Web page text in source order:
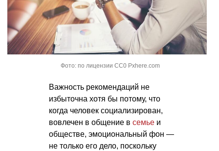
Фото: по лицензии CC0 Pxhere.com
Важность рекомендаций не
избыточна хотя бы потому, что
когда человек социализирован,
вовлечен в общение в семье и
обществе, эмоциональный фон —
не только его дело, поскольку